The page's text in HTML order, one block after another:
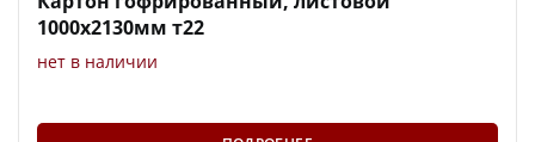
1000х2130мм т22
нет в наличии